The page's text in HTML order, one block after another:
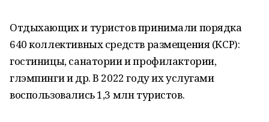
Отдыхающих и туристов принимали порядка
640 коллективных средств размещения (КСР):
гостиницы, санатории и профилактории,
глэмпинги и др. В 2022 году их услугами
воспользовались 1,3 млн туристов.